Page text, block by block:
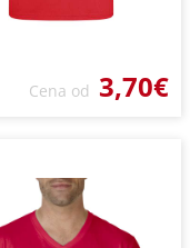
Cena od 3,70€